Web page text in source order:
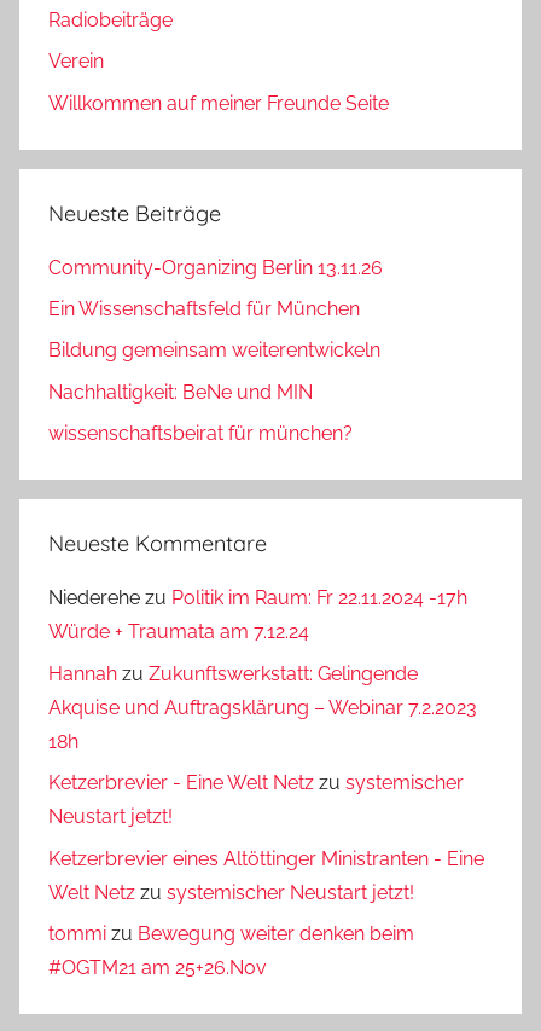
Radiobeiträge
Verein
Willkommen auf meiner Freunde Seite
Neueste Beiträge
Community-Organizing Berlin 13.11.26
Ein Wissenschaftsfeld für München
Bildung gemeinsam weiterentwickeln
Nachhaltigkeit: BeNe und MIN
wissenschaftsbeirat für münchen?
Neueste Kommentare
Niederehe zu Politik im Raum: Fr 22.11.2024 -17h
Würde + Traumata am 7.12.24
Hannah zu Zukunftswerkstatt: Gelingende
Akquise und Auftragsklärung – Webinar 7.2.2023
18h
Ketzerbrevier - Eine Welt Netz zu systemischer
Neustart jetzt!
Ketzerbrevier eines Altöttinger Ministranten - Eine
Welt Netz zu systemischer Neustart jetzt!
tommi zu Bewegung weiter denken beim
#OGTM21 am 25+26.Nov